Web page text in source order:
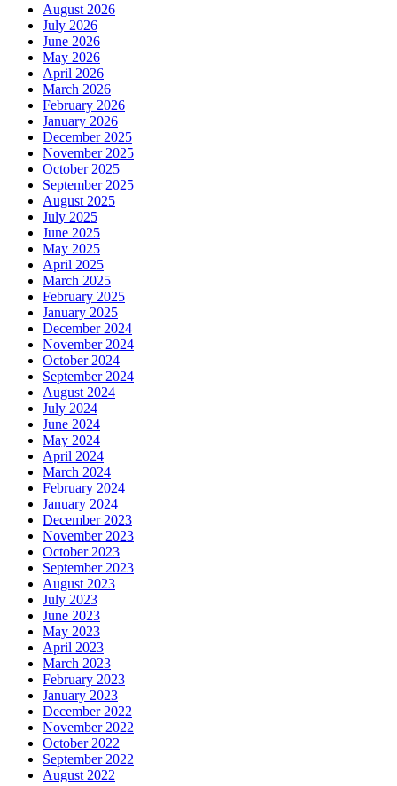
August 2026
July 2026
June 2026
May 2026
April 2026
March 2026
February 2026
January 2026
December 2025
November 2025
October 2025
September 2025
August 2025
July 2025
June 2025
May 2025
April 2025
March 2025
February 2025
January 2025
December 2024
November 2024
October 2024
September 2024
August 2024
July 2024
June 2024
May 2024
April 2024
March 2024
February 2024
January 2024
December 2023
November 2023
October 2023
September 2023
August 2023
July 2023
June 2023
May 2023
April 2023
March 2023
February 2023
January 2023
December 2022
November 2022
October 2022
September 2022
August 2022